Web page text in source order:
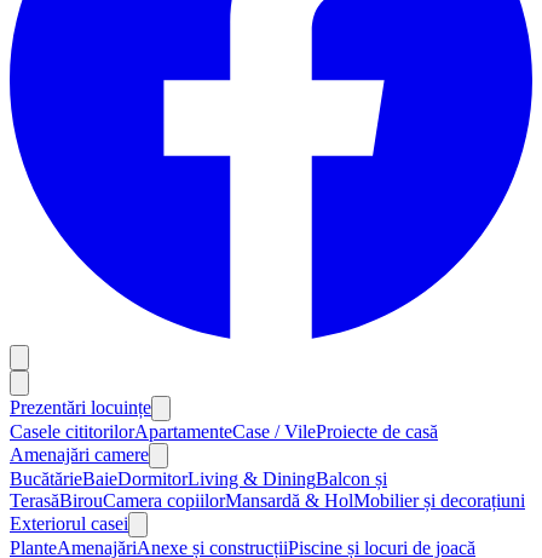
Prezentări locuințe
Casele cititorilorApartamenteCase / VileProiecte de casă
Amenajări camere
BucătărieBaieDormitorLiving & DiningBalcon și
TerasăBirouCamera copiilorMansardă & HolMobilier și decorațiuni
Exteriorul casei
PlanteAmenajăriAnexe și construcțiiPiscine și locuri de joacă